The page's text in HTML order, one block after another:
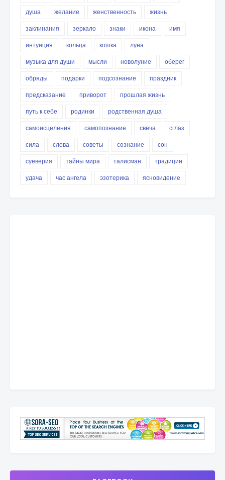
душа
желание женственность
жизнь
заклинания
зеркало знаки икона
имя
интуиция
кольца кошка
луна
музыка для души
мысли новолуние
оберег
обряды
подарки подсознание
праздник
предсказание
приворот
прошлая жизнь
путь к себе
родинки
родственная душа
самоисцеления
самопознание свеча
сглаз
сила
слова советы сознание
сон
суеверия
тайны мира талисман
традиции
удача
час ангела эзотерика ясновидение